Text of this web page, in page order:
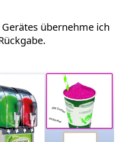
übernehme ich
.